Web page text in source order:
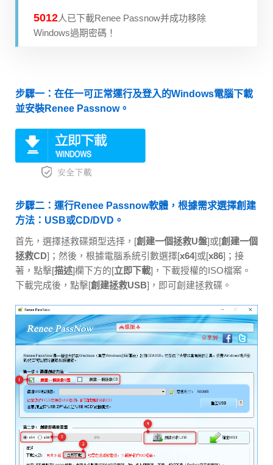
5013人已下載Renee Passnow并成功移除
Windows過期密碼！
步驟一：在任一可正常運行及登入的Windows電腦下載
並安裝Renee Passnow。
步驟二：運行Renee Passnow軟體，根據需求選擇創建
方法：USB或CD/DVD。
首先，選擇拯救碟類型选择，[創建一個拯救U盤]或[創建一個
拯救CD]；然後，根據電腦系統引數選擇[x64]或[x86]；接
著，點擊[描述]欄下方的[立即下載]，下載授權的ISO檔案。
下載完成後，點擊[創建拯救USB]，即可創建拯救碟。